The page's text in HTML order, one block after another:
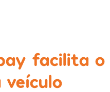
facilita
veículo